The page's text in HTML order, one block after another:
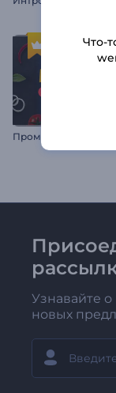
Узнавайте о
новых
Что-